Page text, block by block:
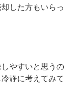
した方もいらっ
やすいと思うの
静に考えてみて